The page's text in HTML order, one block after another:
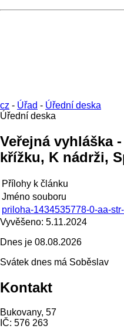
cz - Úřad - Úřední deska
Úřední deska
Veřejná vyhláška
křížku, K nádrži,
Přílohy k článku
Jméno souboru
priloha-1434535778-0-aa-
Vyvěšeno: 5.11.2024
Dnes je 08.08.2026
Svátek dnes má Soběslav
Kontakt
Bukovany, 57
IČ: 576 263